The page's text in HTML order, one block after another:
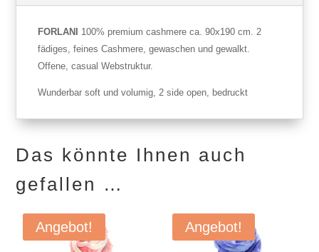
FORLANI 100% premium cashmere ca. 90x190 cm. 2
fädiges, feines Cashmere, gewaschen und gewalkt.
Offene, casual Webstruktur.
Wunderbar soft und volumig, 2 side open, bedruckt
Das könnte Ihnen auch
gefallen …
Angebot! Angebot!